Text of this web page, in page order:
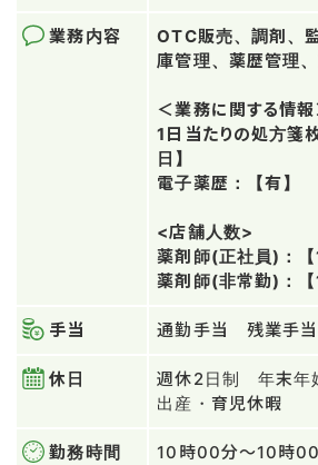
業務内容
OTC販売、調剤、
庫管理、薬歴管理
＜業務に関する情報
1日当たりの処方箋
日】
電子薬歴：【有】
<店舗人数>
薬剤師(正社員)：【
薬剤師(非常勤)：【
手当 通勤手当 残業手当
休日
週休2日制 年末
出産・育児休暇
勤務時間
10時00分～10時00